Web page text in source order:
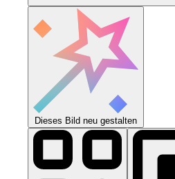
Dieses Bild neu gestalten